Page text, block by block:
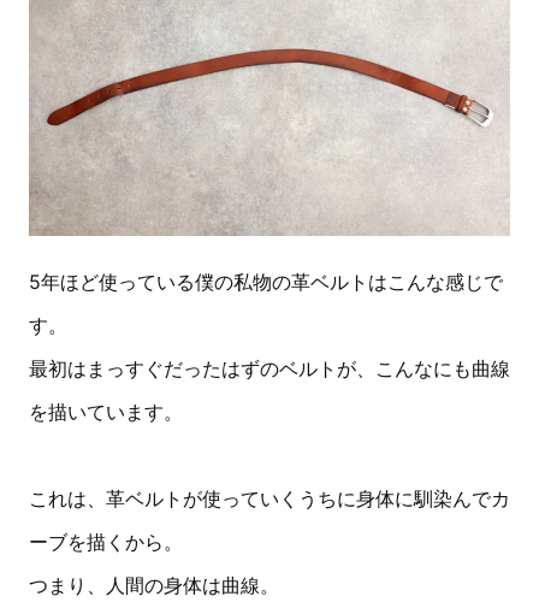
5年ほど使っている僕の私物の革ベルトはこんな感じで
す。
最初はまっすぐだったはずのベルトが、こんなにも曲線
を描いています。
これは、革ベルトが使っていくうちに身体に馴染んでカ
ーブを描くから。
つまり、人間の身体は曲線。